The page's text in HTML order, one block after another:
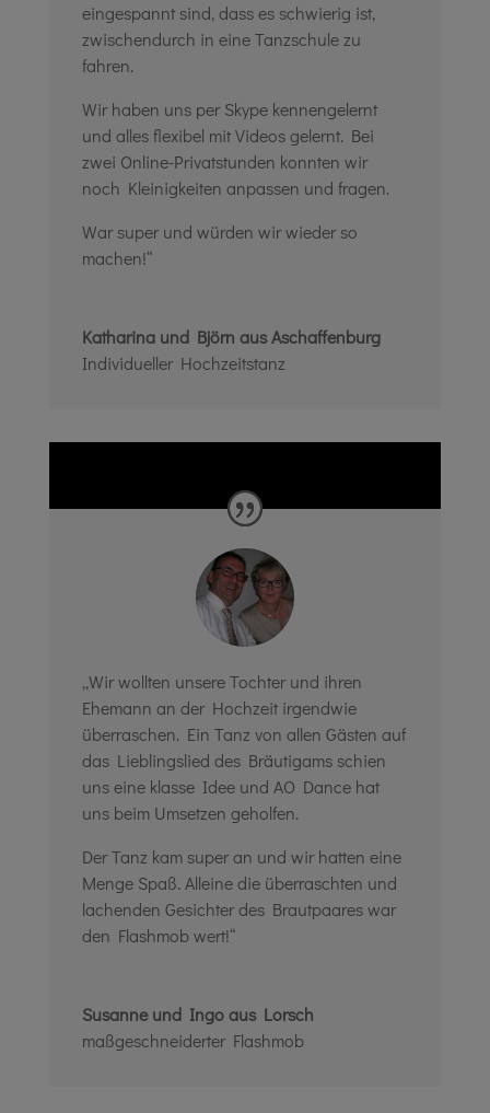
eingespannt sind, dass es schwierig ist,
zwischendurch in eine Tanzschule zu
fahren.
Wir haben uns per Skype kennengelernt
und alles flexibel mit Videos gelernt. Bei
zwei Online-Privatstunden konnten wir
noch Kleinigkeiten anpassen und fragen.
War super und würden wir wieder so
machen!“
Katharina und Björn aus Aschaffenburg
Individueller Hochzeitstanz
„Wir wollten unsere Tochter und ihren
Ehemann an der Hochzeit irgendwie
überraschen. Ein Tanz von allen Gästen auf
das Lieblingslied des Bräutigams schien
uns eine klasse Idee und AO Dance hat
uns beim Umsetzen geholfen.
Der Tanz kam super an und wir hatten eine
Menge Spaß. Alleine die überraschten und
lachenden Gesichter des Brautpaares war
den Flashmob wert!“
Susanne und Ingo aus Lorsch
maßgeschneiderter Flashmob